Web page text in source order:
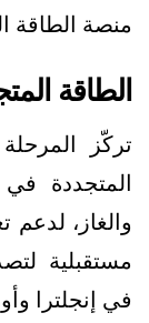
منصة الطاقة
الطاقة
تركّز
المتجددة
والغاز، لدعم
مستقبلية
في إنجلترا